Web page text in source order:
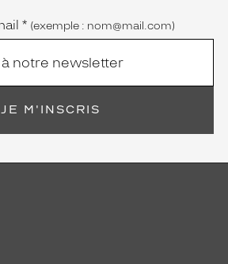
* (exemple : nom@mail.com)
JE M'INSCRIS